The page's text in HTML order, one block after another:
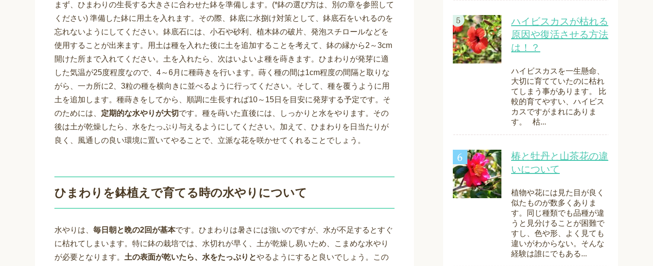
まず、ひまわりの生長する大きさに合わせた鉢を準備します。(*鉢の選び方は、別の章を参照して
ください) 準備した鉢に用土を入れます。その際、鉢底に水捌け対策として、鉢底石をいれるのを
忘れないようにしてください。鉢底石には、小石や砂利、植木鉢の破片、発泡スチロールなどを
使用することが出来ます。用土は種を入れた後に土を追加することを考えて、鉢の縁から2～3cm
開けた所まで入れてください。土を入れたら、次はいよいよ種を蒔きます。ひまわりが発芽に適
した気温が25度程度なので、4～6月に種蒔きを行います。蒔く種の間は1cm程度の間隔と取りな
がら、一カ所に2、3粒の種を横向きに並べるように行ってください。そして、種を覆うように用
土を追加します。種蒔きをしてから、順調に生長すれば10～15日を目安に発芽する予定です。そ
のためには、 定期的な水やりが大切 です。種を蒔いた直後には、しっかりと水をやります。その
後は土が乾燥したら、水をたっぷり与えるようにしてください。加えて、ひまわりを日当たりが
良く、風通しの良い環境に置いてやることで、立派な花を咲かせてくれることでしょう。
ひまわりを鉢植えで育てる時の水やりについて
水やりは、 毎日朝と晩の2回が基本です。ひまわりは暑さには強いのですが、水が不足するとすぐ
に枯れてしまいます。特に鉢の栽培では、水切れが早く、土が乾燥し易いため、こまめな水やり
が必要となります。 土の表面が乾いたら、水をたっぷりとやるようにすると良いでしょう。この
ハイビスカスが枯れる
原因や復活させる方法
は！？
ハイビスカスを一生懸命、
大切に育てていたのに枯れ
てしまう事があります。 比
較的育てやすい、ハイビス
カスですがまれにありま
す。 枯...
椿と牡丹と山茶花の違
いについて
植物や花には見た目が良く
似たものが数多くありま
す。同じ種類でも品種が違
うと見分けることが困難で
すし、色や形、よく見ても
違いがわからない。そんな
経験は誰にでもある...